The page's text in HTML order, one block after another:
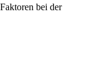
bei der